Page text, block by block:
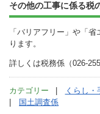
その他の工事に係る税
「バリアフリー」や「
ります。
詳しくは税務係（026-
カテゴリー くらし・
国土調査係